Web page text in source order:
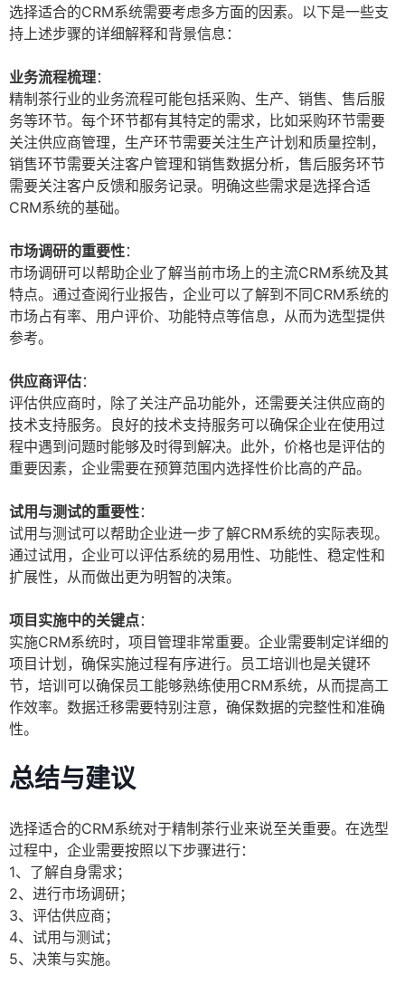
选择适合的CRM系统需要考虑多方面的因素。以下是一些支
持上述步骤的详细解释和背景信息：
业务流程梳理：
精制茶行业的业务流程可能包括采购、生产、销售、售后服
务等环节。每个环节都有其特定的需求，比如采购环节需要
关注供应商管理，生产环节需要关注生产计划和质量控制，
销售环节需要关注客户管理和销售数据分析，售后服务环节
需要关注客户反馈和服务记录。明确这些需求是选择合适
CRM系统的基础。
市场调研的重要性：
市场调研可以帮助企业了解当前市场上的主流CRM系统及其
特点。通过查阅行业报告，企业可以了解到不同CRM系统的
市场占有率、用户评价、功能特点等信息，从而为选型提供
参考。
供应商评估：
评估供应商时，除了关注产品功能外，还需要关注供应商的
技术支持服务。良好的技术支持服务可以确保企业在使用过
程中遇到问题时能够及时得到解决。此外，价格也是评估的
重要因素，企业需要在预算范围内选择性价比高的产品。
试用与测试的重要性：
试用与测试可以帮助企业进一步了解CRM系统的实际表现。
通过试用，企业可以评估系统的易用性、功能性、稳定性和
扩展性，从而做出更为明智的决策。
项目实施中的关键点：
实施CRM系统时，项目管理非常重要。企业需要制定详细的
项目计划，确保实施过程有序进行。员工培训也是关键环
节，培训可以确保员工能够熟练使用CRM系统，从而提高工
作效率。数据迁移需要特别注意，确保数据的完整性和准确
性。
总结与建议
选择适合的CRM系统对于精制茶行业来说至关重要。在选型
过程中，企业需要按照以下步骤进行：
1、了解自身需求；
2、进行市场调研；
3、评估供应商；
4、试用与测试；
5、决策与实施。